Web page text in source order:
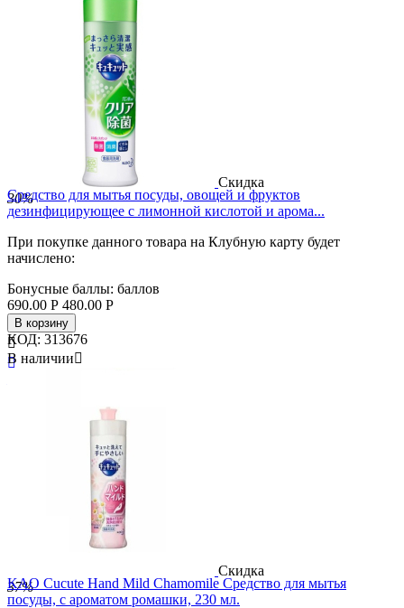
Скидка
30%
Средство для мытья посуды, овощей и фруктов
дезинфицирующее с лимонной кислотой и арома...
При покупке данного товара на Клубную карту будет
начислено:
Бонусные баллы: баллов
690.00 Р 480.00 Р
В корзину


КОД: 313676
В наличии
Скидка
37%
KAO Cucute Hand Mild Chamomile Средство для мытья
посуды, с ароматом ромашки, 230 мл.